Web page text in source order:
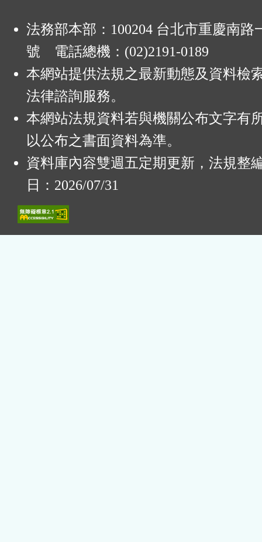
法務部本部：100204 台北市重慶南路
號 電話總機：(02)2191-0189
本網站提供法規之最新動態及資料檢
法律諮詢服務。
本網站法規資料若與機關公布文字有
以公布之書面資料為準。
資料庫內容雙週五定期更新，法規整
日：2026/07/31